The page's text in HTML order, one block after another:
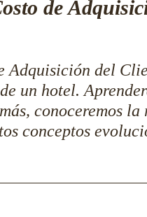
de
Adquisición del
un hotel.
conoceremos la
conceptos